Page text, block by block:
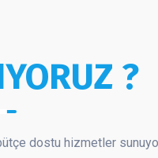
?
dostu hizmetler